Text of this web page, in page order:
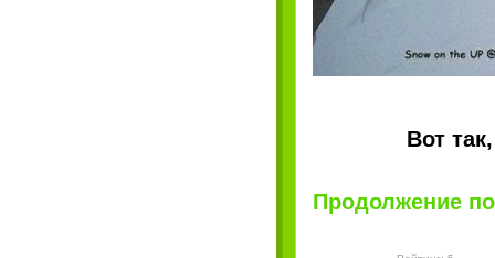
Вот
Продолжение